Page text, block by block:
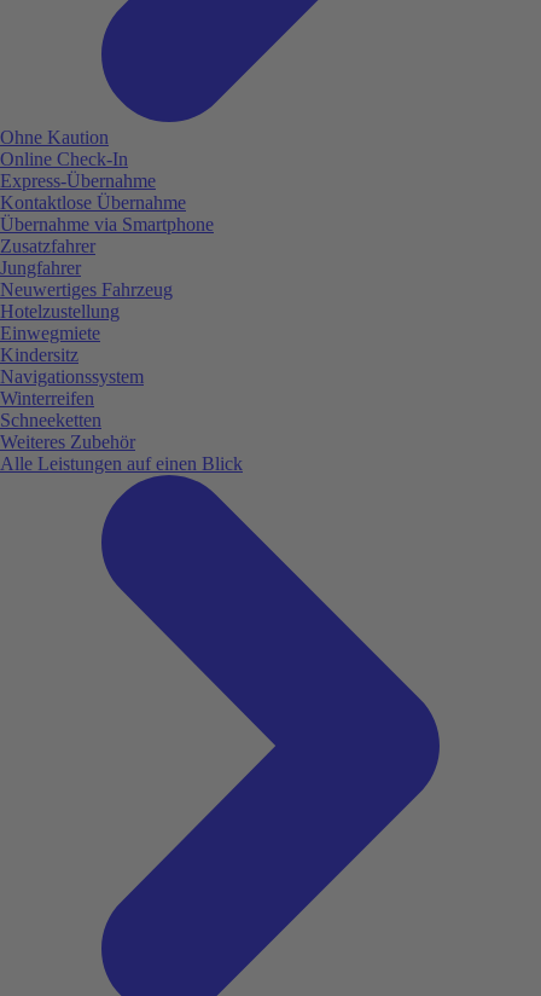
Ohne Kaution
Online Check-In
Express-Übernahme
Kontaktlose Übernahme
Übernahme via Smartphone
Zusatzfahrer
Jungfahrer
Neuwertiges Fahrzeug
Hotelzustellung
Einwegmiete
Kindersitz
Navigationssystem
Winterreifen
Schneeketten
Weiteres Zubehör
Alle Leistungen auf einen Blick